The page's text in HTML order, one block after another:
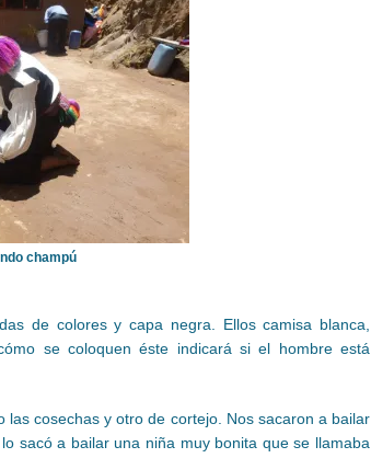
champú
de colores y capa negra. Ellos camisa blanca,
se coloquen éste indicará si el hombre está
las cosechas y otro de cortejo. Nos sacaron a bailar
sacó a bailar una niña muy bonita que se llamaba